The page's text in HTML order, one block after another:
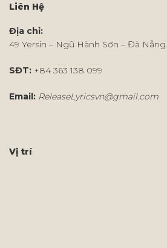
Liên Hệ
Địa chỉ:
49 Yersin – Ngũ Hành Sơn – Đà Nẵng
SĐT: +84 363 138 099
Email: ReleaseLyricsvn@gmail.com
Vị trí